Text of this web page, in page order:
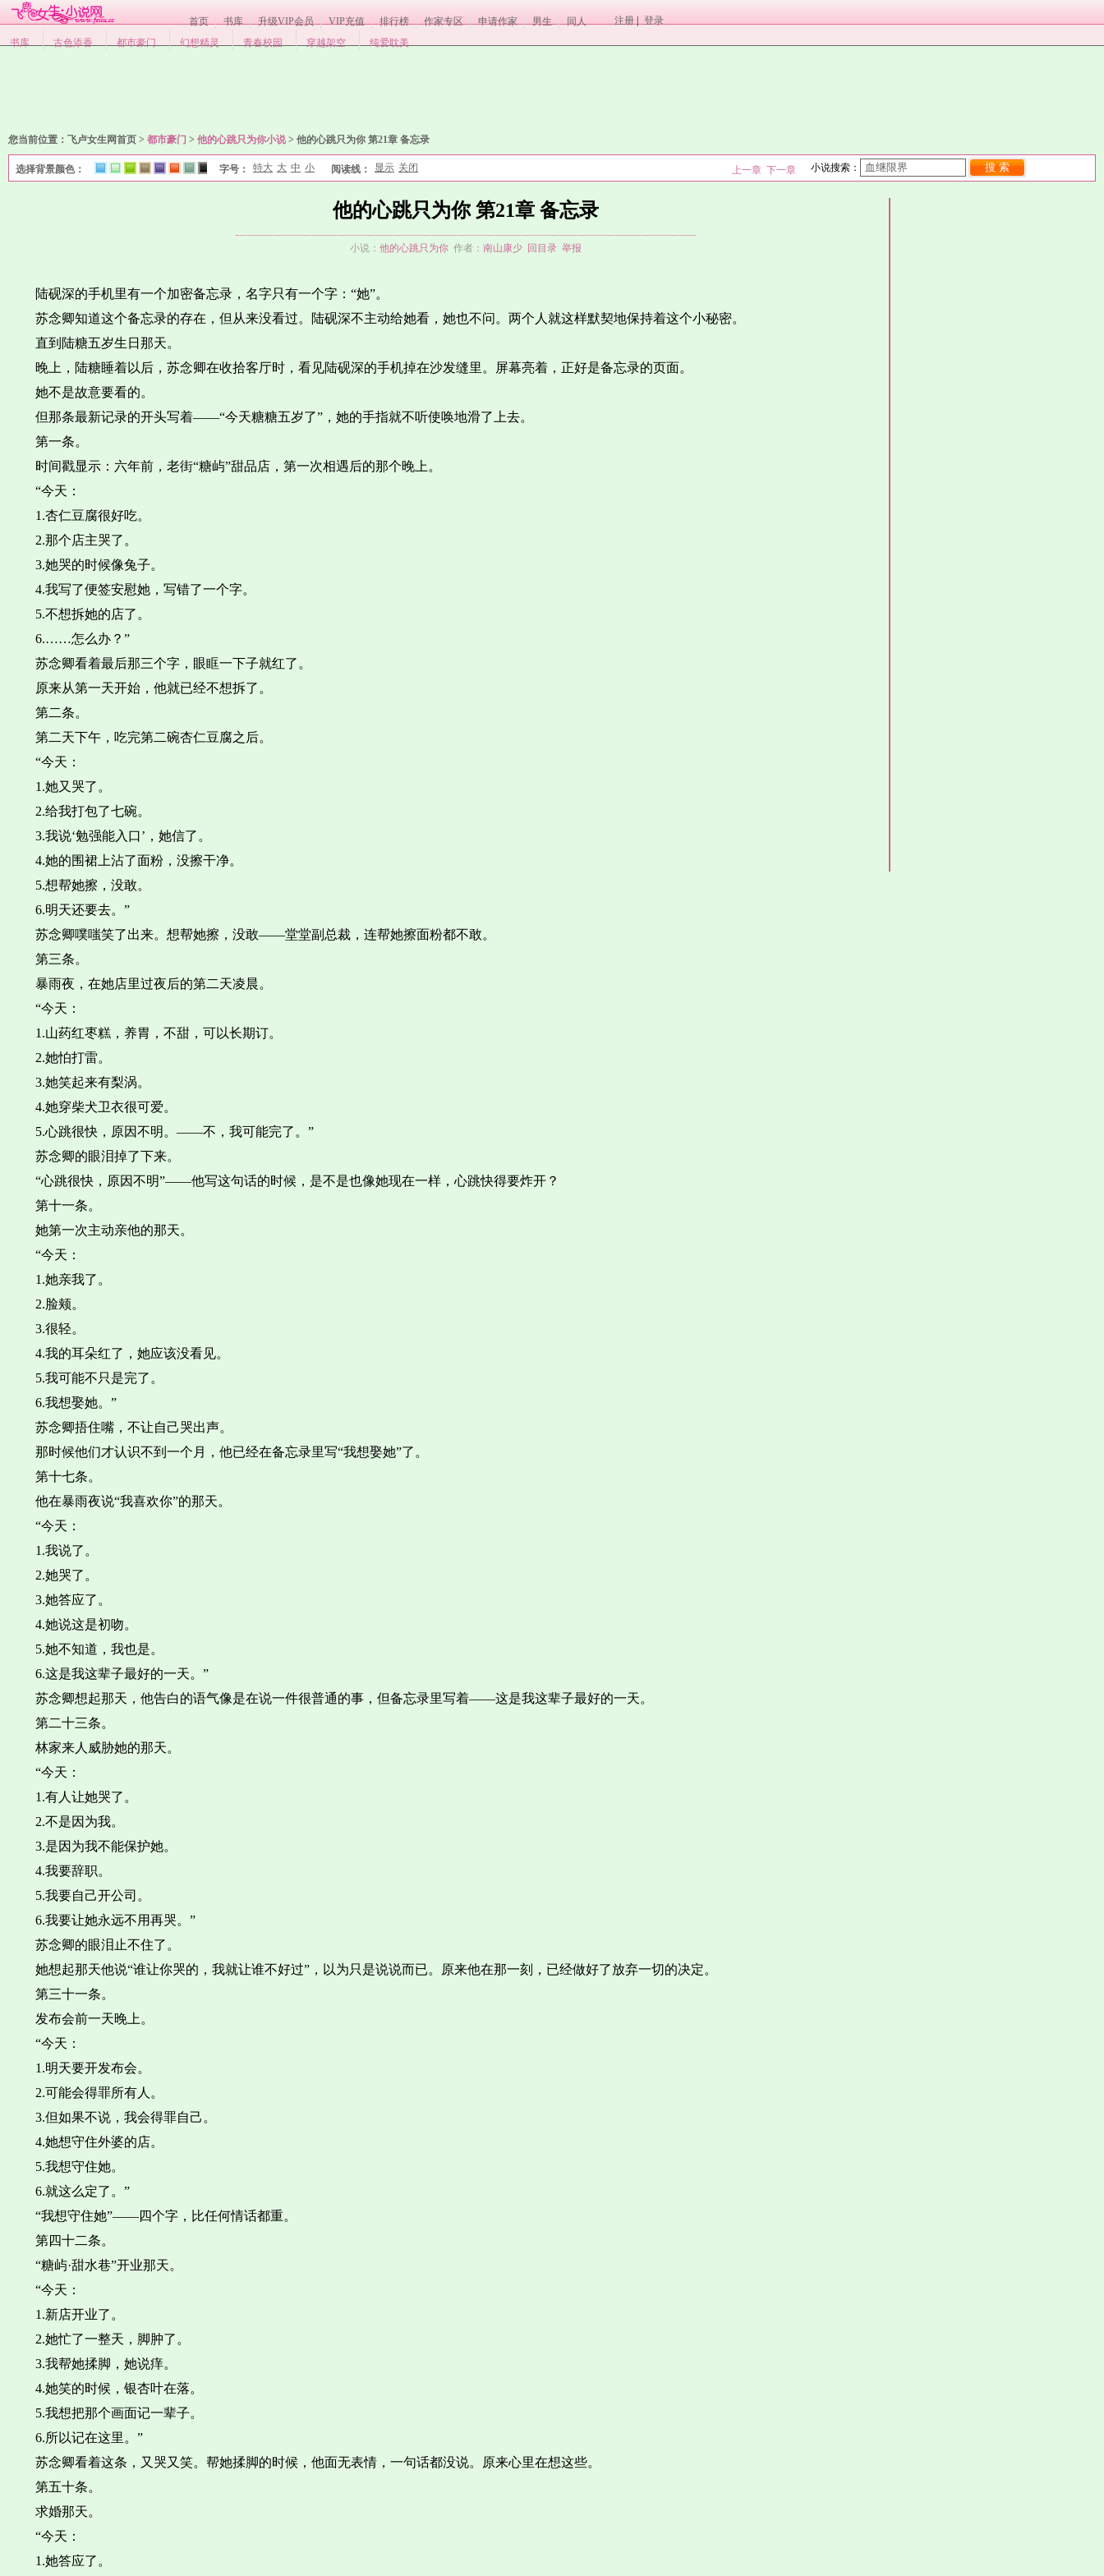
首页 书库 升级VIP会员 VIP充值 排行榜 作家专区 申请作家 男生 同人 注册
登录
书库
古色添香 都市豪门 幻想精灵 青春校园 穿越架空 纯爱耽美
您当前位置： 飞卢女生网首页 > 都市豪门 > 他的心跳只为你小说> 他的心跳只为你 第21章 备忘录
选择背景颜色：
1
2 3 4 5 6 7 8
字号： 特大 大 中 小 阅读线： 显示 关闭 上一章 下一章 小说搜索： 搜 索
他的心跳只为你 第21章 备忘录
小说： 他的心跳只为你 作者： 南山康少 回目录 举报
陆砚深的手机里有一个加密备忘录，名字只有一个字：“她”。
苏念卿知道这个备忘录的存在，但从来没看过。陆砚深不主动给她看，她也不问。两个人就这样默契地保持着这个小秘密。
直到陆糖五岁生日那天。
晚上，陆糖睡着以后，苏念卿在收拾客厅时，看见陆砚深的手机掉在沙发缝里。屏幕亮着，正好是备忘录的页面。
她不是故意要看的。
但那条最新记录的开头写着——“今天糖糖五岁了”，她的手指就不听使唤地滑了上去。
第一条。
时间戳显示：六年前，老街“糖屿”甜品店，第一次相遇后的那个晚上。
“今天：
1.杏仁豆腐很好吃。
2.那个店主哭了。
3.她哭的时候像兔子。
4.我写了便签安慰她，写错了一个字。
5.不想拆她的店了。
6.……怎么办？”
苏念卿看着最后那三个字，眼眶一下子就红了。
原来从第一天开始，他就已经不想拆了。
第二条。
第二天下午，吃完第二碗杏仁豆腐之后。
“今天：
1.她又哭了。
2.给我打包了七碗。
3.我说‘勉强能入口’，她信了。
4.她的围裙上沾了面粉，没擦干净。
5.想帮她擦，没敢。
6.明天还要去。”
苏念卿噗嗤笑了出来。想帮她擦，没敢——堂堂副总裁，连帮她擦面粉都不敢。
第三条。
暴雨夜，在她店里过夜后的第二天凌晨。
“今天：
1.山药红枣糕，养胃，不甜，可以长期订。
2.她怕打雷。
3.她笑起来有梨涡。
4.她穿柴犬卫衣很可爱。
5.心跳很快，原因不明。——不，我可能完了。”
苏念卿的眼泪掉了下来。
“心跳很快，原因不明”——他写这句话的时候，是不是也像她现在一样，心跳快得要炸开？
第十一条。
她第一次主动亲他的那天。
“今天：
1.她亲我了。
2.脸颊。
3.很轻。
4.我的耳朵红了，她应该没看见。
5.我可能不只是完了。
6.我想娶她。”
苏念卿捂住嘴，不让自己哭出声。
那时候他们才认识不到一个月，他已经在备忘录里写“我想娶她”了。
第十七条。
他在暴雨夜说“我喜欢你”的那天。
“今天：
1.我说了。
2.她哭了。
3.她答应了。
4.她说这是初吻。
5.她不知道，我也是。
6.这是我这辈子最好的一天。”
苏念卿想起那天，他告白的语气像是在说一件很普通的事，但备忘录里写着——这是我这辈子最好的一天。
第二十三条。
林家来人威胁她的那天。
“今天：
1.有人让她哭了。
2.不是因为我。
3.是因为我不能保护她。
4.我要辞职。
5.我要自己开公司。
6.我要让她永远不用再哭。”
苏念卿的眼泪止不住了。
她想起那天他说“谁让你哭的，我就让谁不好过”，以为只是说说而已。原来他在那一刻，已经做好了放弃一切的决定。
第三十一条。
发布会前一天晚上。
“今天：
1.明天要开发布会。
2.可能会得罪所有人。
3.但如果不说，我会得罪自己。
4.她想守住外婆的店。
5.我想守住她。
6.就这么定了。”
“我想守住她”——四个字，比任何情话都重。
第四十二条。
“糖屿·甜水巷”开业那天。
“今天：
1.新店开业了。
2.她忙了一整天，脚肿了。
3.我帮她揉脚，她说痒。
4.她笑的时候，银杏叶在落。
5.我想把那个画面记一辈子。
6.所以记在这里。”
苏念卿看着这条，又哭又笑。帮她揉脚的时候，他面无表情，一句话都没说。原来心里在想这些。
第五十条。
求婚那天。
“今天：
1.她答应了。